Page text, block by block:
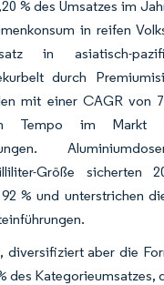
% des Umsatzes im
in reifen
in asiatisch-
durch
mit einer CAGR von
Tempo im Markt
Größe sicherten
% und unterstrichen
diversifiziert aber die
des Kategorieumsatzes,